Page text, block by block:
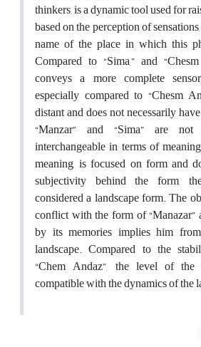
thinkers, is a dynamic tool used for
based on the perception of
name of the place in which this
Compared to “Sima,” and
conveys a more complete
especially compared to “Chesm
distant and does not necessarily
“Manzar” and “Sima” are not
interchangeable in terms of
meaning, is focused on form and
subjectivity behind the form,
considered a landscape form. The
conflict with the form of “Manazar”
by its memories implies him
landscape. Compared to the
“Chem Andaz”, the level of the
compatible with the dynamics of the